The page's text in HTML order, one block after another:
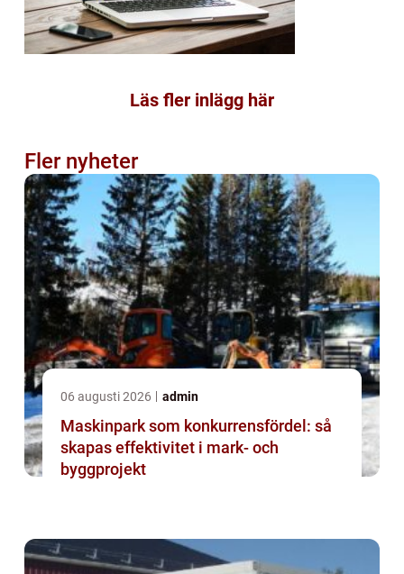
Läs fler inlägg här
Fler nyheter
06 augusti 2026 admin
Maskinpark som konkurrensfördel: så
skapas effektivitet i mark- och
byggprojekt